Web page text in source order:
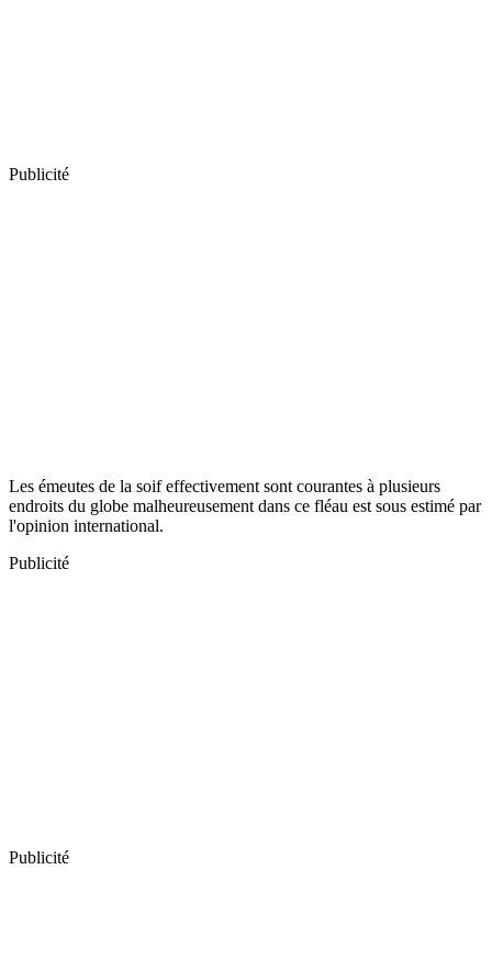
Publicité
Les émeutes de la soif effectivement sont courantes à plusieurs
endroits du globe malheureusement dans ce fléau est sous estimé par
l'opinion international.
Publicité
Publicité